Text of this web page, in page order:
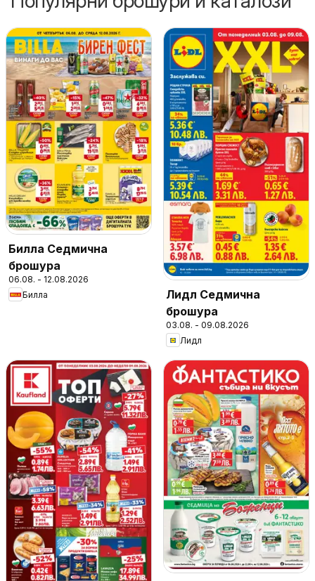
Билла Седмична
брошура
06.08. - 12.08.2026
Билла
Лидл Седмична
брошура
03.08. - 09.08.2026
Лидл